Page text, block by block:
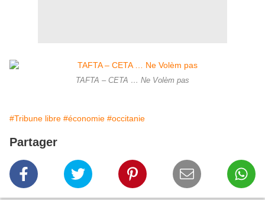
TAFTA – CETA … Ne Volèm pas
#Tribune libre #économie #occitanie
Partager